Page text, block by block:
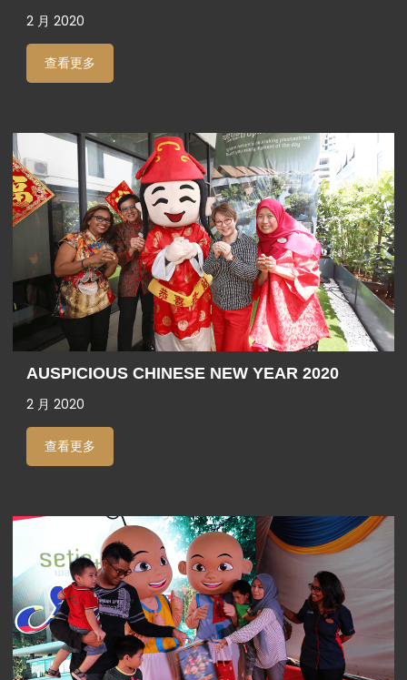
2 月 2020
查看更多
AUSPICIOUS CHINESE NEW YEAR 2020
2 月 2020
查看更多